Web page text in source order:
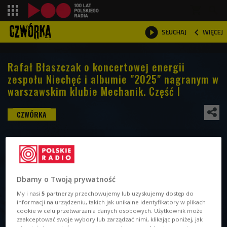
 SŁUCHAJ  WIĘCEJ

Rafał Błaszczak o koncertowej energii
zespołu Niechęć i albumie "2025" nagranym w
warszawskim klubie Mechanik. Część I
Dbamy o Twoją prywatność
My i nasi5 partnerzy przechowujemy lub uzyskujemy dostęp do
informacji na urządzeniu, takich jak unikalne identyfikatory w plikach
cookie w celu przetwarzania danych osobowych. Użytkownik może
zaakceptować swoje wybory lub zarządzać nimi, klikając poniżej, jak